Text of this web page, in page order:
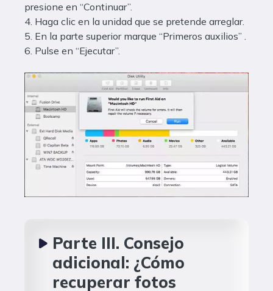
presione en “Continuar”.
4. Haga clic en la unidad que se pretende arreglar.
5. En la parte superior marque “Primeros auxilios” .
6. Pulse en “Ejecutar”.
Parte III. Consejo
adicional: ¿Cómo
recuperar fotos